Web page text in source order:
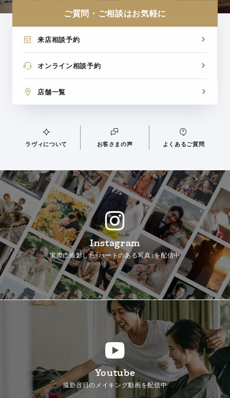
ご質問・ご相談はお気軽に
来店相談予約
オンライン相談予約
店舗一覧
ラヴィについて お客さまの声 よくあるご質問
Instagram
実際に撮影した「ハートのある写真」を配信中
Youtube
撮影当日のメイキング動画を配信中